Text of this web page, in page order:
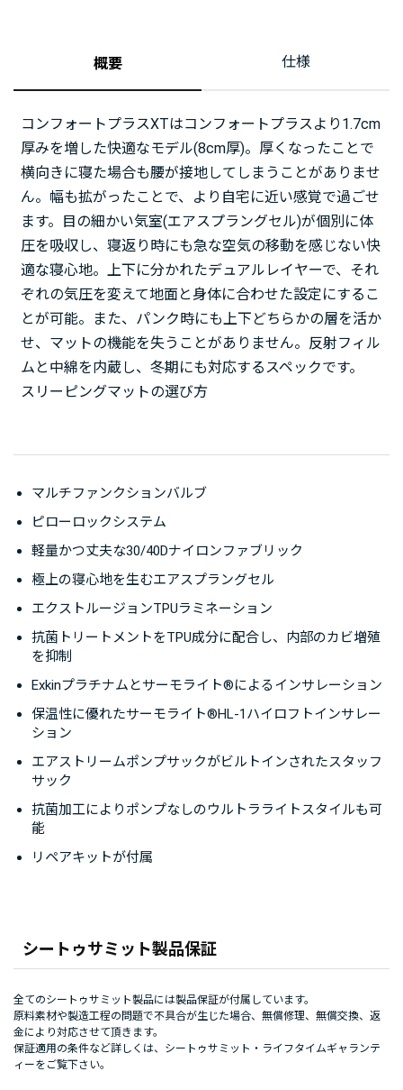
概要 仕様
コンフォートプラスXTはコンフォートプラスより1.7cm
厚みを増した快適なモデル(8cm厚)。厚くなったことで
横向きに寝た場合も腰が接地してしまうことがありませ
ん。幅も拡がったことで、より自宅に近い感覚で過ごせ
ます。目の細かい気室(エアスプラングセル)が個別に体
圧を吸収し、寝返り時にも急な空気の移動を感じない快
適な寝心地。上下に分かれたデュアルレイヤーで、それ
ぞれの気圧を変えて地面と身体に合わせた設定にするこ
とが可能。また、パンク時にも上下どちらかの層を活か
せ、マットの機能を失うことがありません。反射フィル
ムと中綿を内蔵し、冬期にも対応するスペックです。
スリーピングマットの選び方
シートゥサミット製品保証
全てのシートゥサミット製品には製品保証が付属しています。
原料素材や製造工程の問題で不具合が生じた場合、無償修理、無償交換、返
金により対応させて頂きます。
保証適用の条件など詳しくは、 シートゥサミット・ライフタイムギャランテ
ィーをご覧下さい。
マルチファンクションバルブ
ピローロックシステム
軽量かつ丈夫な30/40Dナイロンファブリック
極上の寝心地を生むエアスプラングセル
エクストルージョンTPUラミネーション
抗菌トリートメントをTPU成分に配合し、内部のカビ増殖
を抑制
Exkinプラチナムとサーモライト®によるインサレーション
保温性に優れたサーモライト®HL-1ハイロフトインサレー
ション
エアストリームポンプサックがビルトインされたスタッフ
サック
抗菌加工によりポンプなしのウルトラライトスタイルも可
能
リペアキットが付属